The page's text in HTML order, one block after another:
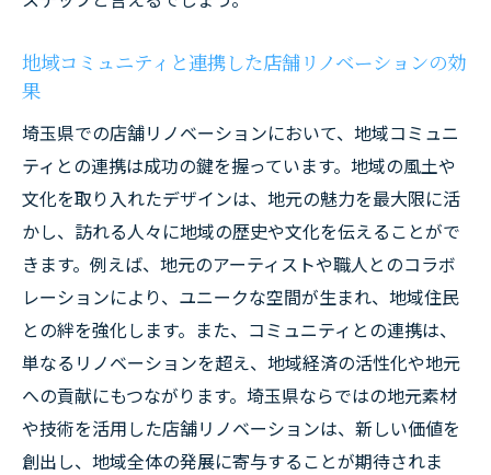
ン
埼玉県の都市化に対応するモダンリノベー
ション
伝統と革新を融合した新しい店舗の形
地元の声を反映したユーザー志向のデザイ
ン
店舗リノベーションで埼玉県のビジネス価値を
引き上げる実践策
リノベーション後の評価を活かした改善策
顧客満足度を高めるためのサービス強化
地域コミュニティと連携した店舗リノベーションの効
果
埼玉県での店舗リノベーションにおいて、地域コミュニ
ティとの連携は成功の鍵を握っています。地域の風土や
文化を取り入れたデザインは、地元の魅力を最大限に活
かし、訪れる人々に地域の歴史や文化を伝えることがで
きます。例えば、地元のアーティストや職人とのコラボ
レーションにより、ユニークな空間が生まれ、地域住民
との絆を強化します。また、コミュニティとの連携は、
単なるリノベーションを超え、地域経済の活性化や地元
への貢献にもつながります。埼玉県ならではの地元素材
や技術を活用した店舗リノベーションは、新しい価値を
創出し、地域全体の発展に寄与することが期待されま